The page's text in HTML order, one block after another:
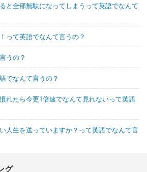
と全部無駄になってしまうって英語でなんて
って英語でなんて言うの？
うの？
でなんて言うの？
れたら今更1倍速でなんて見れないって英語
人生を送っていますか？って英語でなんて言
グ